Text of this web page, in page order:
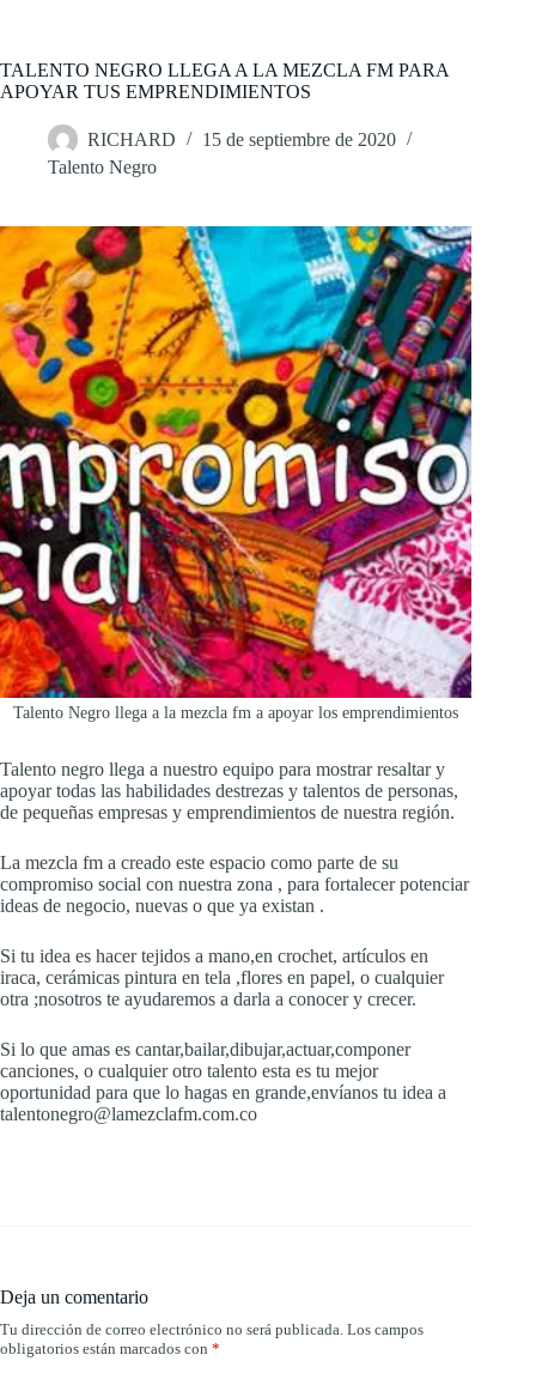
TALENTO NEGRO LLEGA A LA MEZCLA FM PARA
APOYAR TUS EMPRENDIMIENTOS
RICHARD
15 de septiembre de 2020
Talento Negro
Talento Negro llega a la mezcla fm a apoyar los emprendimientos
Talento negro llega a nuestro equipo para mostrar resaltar y
apoyar todas las habilidades destrezas y talentos de personas,
de pequeñas empresas y emprendimientos de nuestra región.
La mezcla fm a creado este espacio como parte de su
compromiso social con nuestra zona , para fortalecer potenciar
ideas de negocio, nuevas o que ya existan .
Si tu idea es hacer tejidos a mano,en crochet, artículos en
iraca, cerámicas pintura en tela ,flores en papel, o cualquier
otra ;nosotros te ayudaremos a darla a conocer y crecer.
Si lo que amas es cantar,bailar,dibujar,actuar,componer
canciones, o cualquier otro talento esta es tu mejor
oportunidad para que lo hagas en grande,envíanos tu idea a
talentonegro@lamezclafm.com.co
Deja un comentario
Tu dirección de correo electrónico no será publicada. Los campos
obligatorios están marcados con *